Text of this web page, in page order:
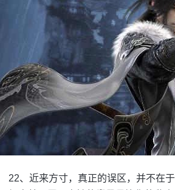
22、近来方寸，真正的误区，并不在